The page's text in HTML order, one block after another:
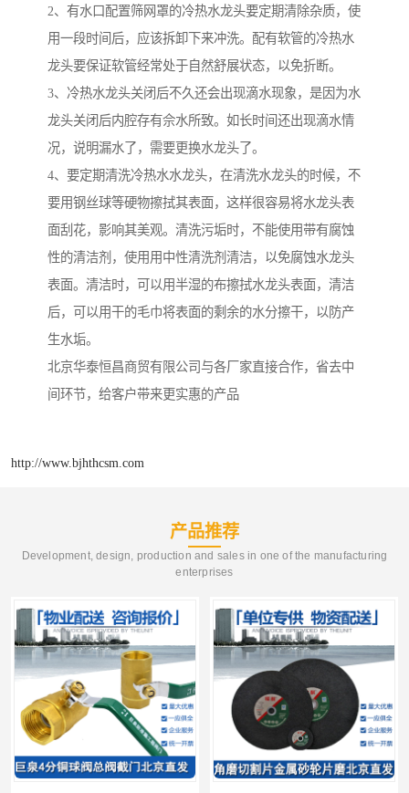
2、有水口配置筛网罩的冷热水龙头要定期清除杂质，使
用一段时间后，应该拆卸下来冲洗。配有软管的冷热水
龙头要保证软管经常处于自然舒展状态，以免折断。
3、冷热水龙头关闭后不久还会出现滴水现象，是因为水
龙头关闭后内腔存有佘水所致。如长时间还出现滴水情
况，说明漏水了，需要更换水龙头了。
4、要定期清洗冷热水水龙头，在清洗水龙头的时候，不
要用钢丝球等硬物擦拭其表面，这样很容易将水龙头表
面刮花，影响其美观。清洗污垢时，不能使用带有腐蚀
性的清洁剂，使用用中性清洗剂清洁，以免腐蚀水龙头
表面。清洁时，可以用半湿的布擦拭水龙头表面，清洁
后，可以用干的毛巾将表面的剩余的水分擦干，以防产
生水垢。
北京华泰恒昌商贸有限公司与各厂家直接合作，省去中
间环节，给客户带来更实惠的产品
http://www.bjhthcsm.com
产品推荐
Development, design, production and sales in one of the manufacturing
enterprises